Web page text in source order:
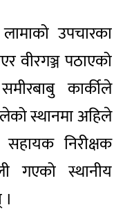
उपचारका
वीरगञ्ज पठाएको
कार्कीले
स्थानमा अहिले
सहायक निरीक्षक
गएको स्थानीय